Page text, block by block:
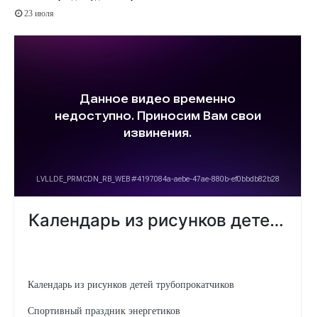
23 июля
Календарь из рисунков детей трубопрокатчиков
Спортивный праздник энергетиков